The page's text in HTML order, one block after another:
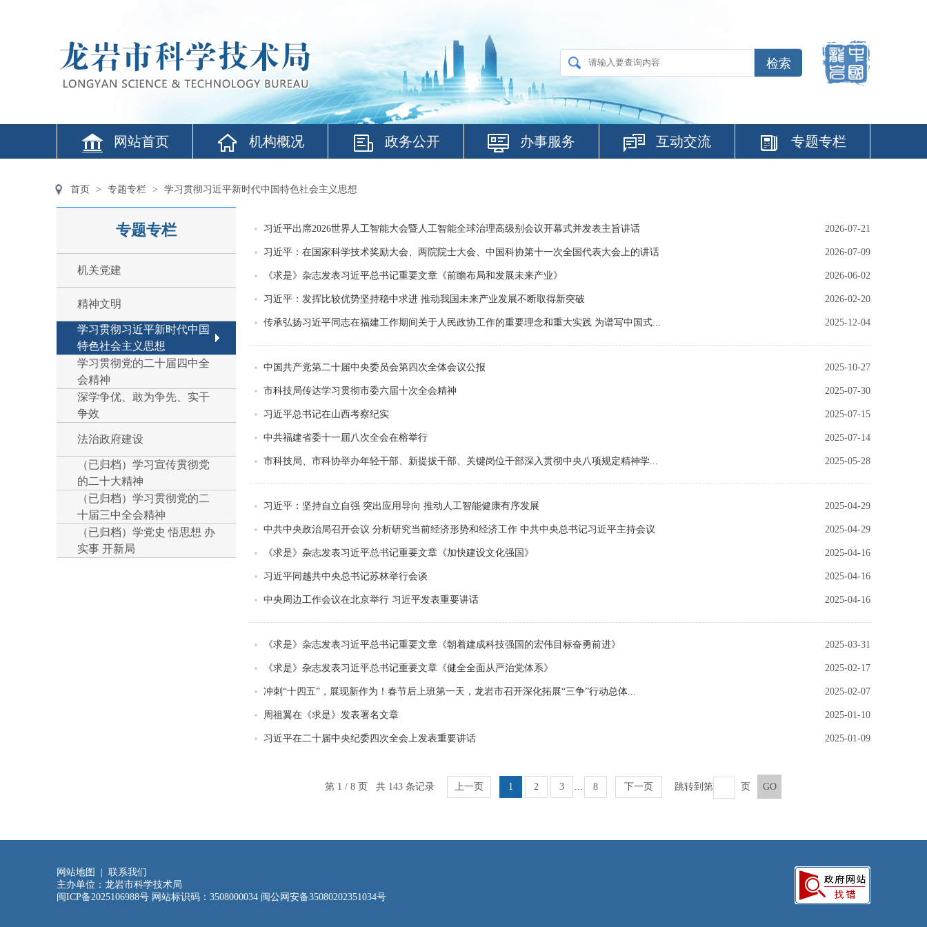
网站首页 机构概况 政务公开 办事服务 互动交流 专题专栏
首页 > 专题专栏 > 学习贯彻习近平新时代中国特色社会主义思想
专题专栏
机关党建
精神文明
学习贯彻习近平新时代中国
特色社会主义思想
学习贯彻党的二十届四中全
会精神
深学争优、敢为争先、实干
争效
法治政府建设
（已归档）学习宣传贯彻党
的二十大精神
（已归档）学习贯彻党的二
十届三中全会精神
（已归档）学党史 悟思想 办
实事 开新局
2026-07-21
习近平出席2026世界人工智能大会暨人工智能全球治理高级别会议开幕式并发表主旨讲话
2026-07-09
习近平：在国家科学技术奖励大会、两院院士大会、中国科协第十一次全国代表大会上的讲话
2026-06-02
《求是》杂志发表习近平总书记重要文章《前瞻布局和发展未来产业》
2026-02-20
习近平：发挥比较优势坚持稳中求进 推动我国未来产业发展不断取得新突破
2025-12-04
传承弘扬习近平同志在福建工作期间关于人民政协工作的重要理念和重大实践 为谱写中国式...
2025-10-27
中国共产党第二十届中央委员会第四次全体会议公报
2025-07-30
市科技局传达学习贯彻市委六届十次全会精神
2025-07-15
习近平总书记在山西考察纪实
2025-07-14
中共福建省委十一届八次全会在榕举行
2025-05-28
市科技局、市科协举办年轻干部、新提拔干部、关键岗位干部深入贯彻中央八项规定精神学...
2025-04-29
习近平：坚持自立自强 突出应用导向 推动人工智能健康有序发展
2025-04-29
中共中央政治局召开会议 分析研究当前经济形势和经济工作 中共中央总书记习近平主持会议
2025-04-16
《求是》杂志发表习近平总书记重要文章《加快建设文化强国》
2025-04-16
习近平同越共中央总书记苏林举行会谈
2025-04-16
中央周边工作会议在北京举行 习近平发表重要讲话
2025-03-31
《求是》杂志发表习近平总书记重要文章《朝着建成科技强国的宏伟目标奋勇前进》
2025-02-17
《求是》杂志发表习近平总书记重要文章《健全全面从严治党体系》
2025-02-07
冲刺“十四五”，展现新作为！春节后上班第一天，龙岩市召开深化拓展“三争”行动总体...
2025-01-10
周祖翼在《求是》发表署名文章
2025-01-09
习近平在二十届中央纪委四次全会上发表重要讲话
第 1 / 8 页 共 143 条记录 上一页 1 2 3 ... 8 下一页 跳转到第 页 GO
网站地图
联系我们
主办单位：龙岩市科学技术局
闽ICP备2025106988号 网站标识码：3508000034 闽公网安备35080202351034号